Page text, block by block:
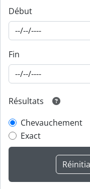
Début
Fin
Résultats
Chevauchement
Exact